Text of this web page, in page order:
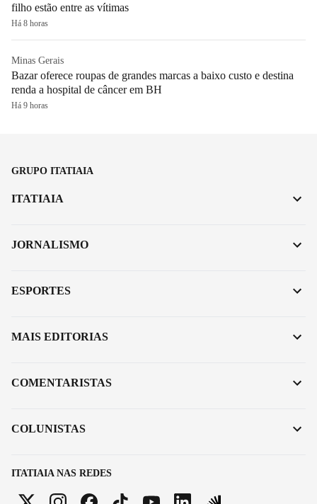
filho estão entre as vítimas
Há 8 horas
Minas Gerais
Bazar oferece roupas de grandes marcas a baixo custo e destina
renda a hospital de câncer em BH
Há 9 horas
GRUPO ITATIAIA
ITATIAIA NAS REDES
ITATIAIA
JORNALISMO
ESPORTES
MAIS EDITORIAS
COMENTARISTAS
COLUNISTAS